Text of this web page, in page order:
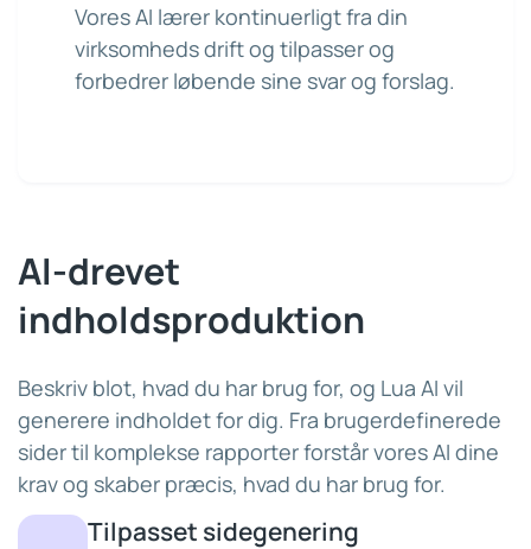
Vores AI lærer kontinuerligt fra din
virksomheds drift og tilpasser og
forbedrer løbende sine svar og forslag.
AI-drevet
indholdsproduktion
Beskriv blot, hvad du har brug for, og Lua AI vil
generere indholdet for dig. Fra brugerdefinerede
sider til komplekse rapporter forstår vores AI dine
krav og skaber præcis, hvad du har brug for.
Tilpasset sidegenering